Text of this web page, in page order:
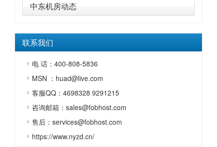
中东机房动态
联系我们
电 话：400-808-5836
MSN ：huad@live.com
客服QQ：4698328 9291215
咨询邮箱：sales@fobhost.com
售后：services@fobhost.com
https://www.nyzd.cn/